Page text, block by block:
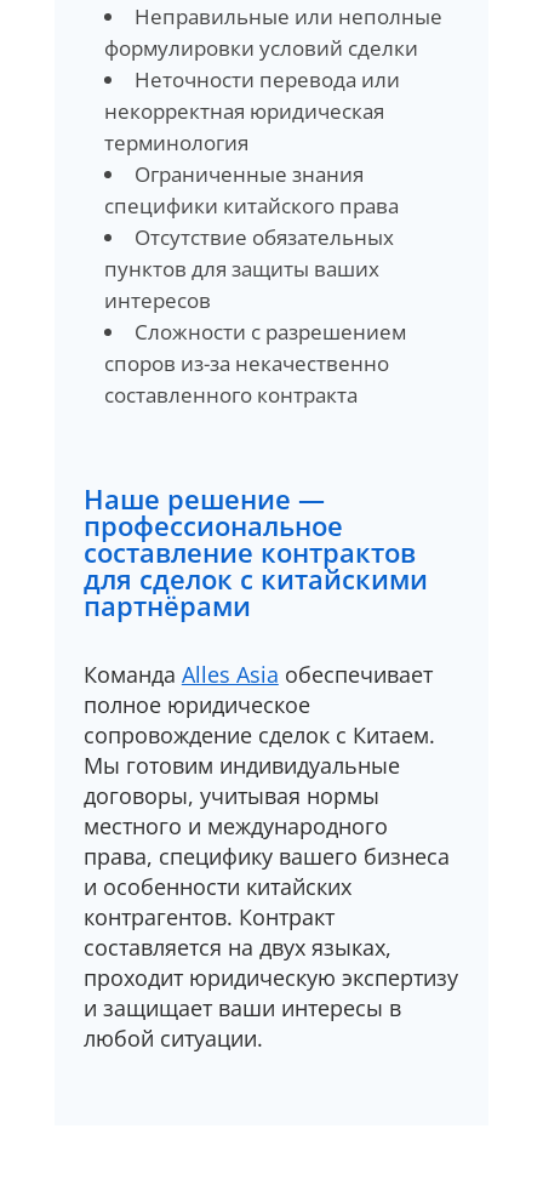
Неправильные или неполные
формулировки условий сделки
Неточности перевода или
некорректная юридическая
терминология
Ограниченные знания
специфики китайского права
Отсутствие обязательных
пунктов для защиты ваших
интересов
Сложности с разрешением
споров из-за некачественно
составленного контракта
Наше решение —
профессиональное
составление контрактов
для сделок с китайскими
партнёрами
Команда Alles Asia обеспечивает
полное юридическое
сопровождение сделок с Китаем.
Мы готовим индивидуальные
договоры, учитывая нормы
местного и международного
права, специфику вашего бизнеса
и особенности китайских
контрагентов. Контракт
составляется на двух языках,
проходит юридическую экспертизу
и защищает ваши интересы в
любой ситуации.